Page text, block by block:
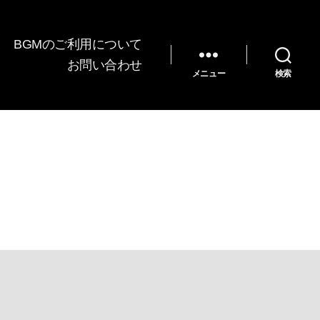
BGMのご利用について
お問い合わせ
メニュー 検索